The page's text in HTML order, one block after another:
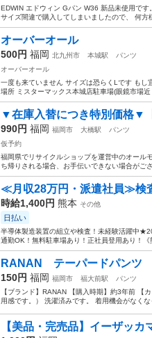
EDWIN エドウィン Gパン W36 新品未使用で
サイズ間違で購入してしまいましたので、 何方
オーバーオール
500円 福岡 北九州市 本城駅
パンツ
オーバーオール
一度も来ていません サイズは恐らくLです もし
場所 ミスターマックス本城店駐車場(眼鏡市場
▼在庫入替につき特別価格▼
990円 福岡 福岡市 大橋駅
パンツ
仮予約
福岡県でリサイクルショップを運営中のオー
ち帰りされる場合、お手伝いできない場合がご
≪月収28万円・派遣社員≫検
時給1,400円 熊本 その他
日払い
半導体製造装置の組立や検査！未経験活躍中
通勤OK！無料駐車場あり！正社員登用あり！
RANAN テーパードパンツ
150円 福岡 福岡市 福大前駅
パンツ
【ブランド】RANAN 【購入時期】約3年前 【
用感です。） 洗濯済みです。 着用機会がなく
【美品・完売品】イーザッ